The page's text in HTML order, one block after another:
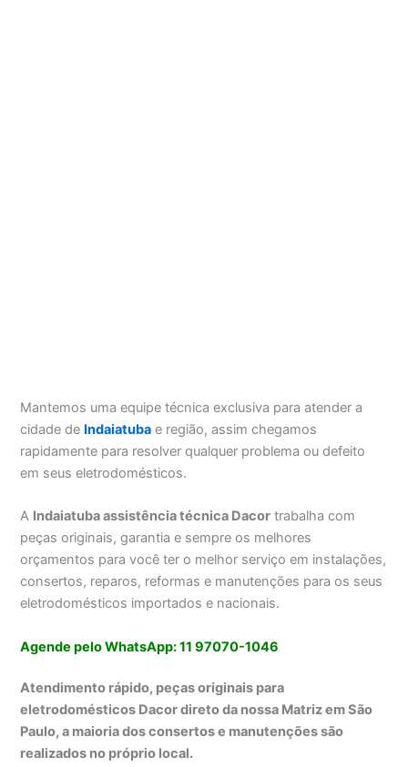
Mantemos uma equipe técnica exclusiva para atender a
cidade de Indaiatuba e região, assim chegamos
rapidamente para resolver qualquer problema ou defeito
em seus eletrodomésticos.
A Indaiatuba assistência técnica Dacor trabalha com
peças originais, garantia e sempre os melhores
orçamentos para você ter o melhor serviço em instalações,
consertos, reparos, reformas e manutenções para os seus
eletrodomésticos importados e nacionais.
Agende pelo WhatsApp: 11 97070-1046
Atendimento rápido, peças originais para
eletrodomésticos Dacor direto da nossa Matriz em São
Paulo, a maioria dos consertos e manutenções são
realizados no próprio local.